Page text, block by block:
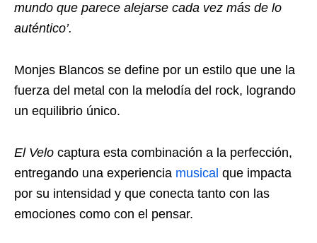
mundo que parece alejarse cada vez más de lo
auténtico’.
Monjes Blancos se define por un estilo que une la
fuerza del metal con la melodía del rock, logrando
un equilibrio único.
El Velo captura esta combinación a la perfección,
entregando una experiencia musical que impacta
por su intensidad y que conecta tanto con las
emociones como con el pensar.